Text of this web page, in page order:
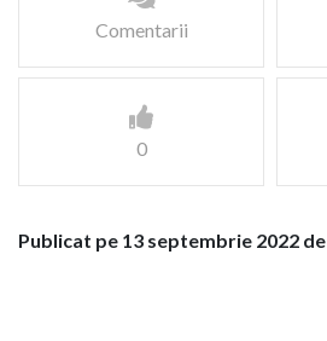
Comentarii
0
Publicat pe 13 septembrie 2022 de